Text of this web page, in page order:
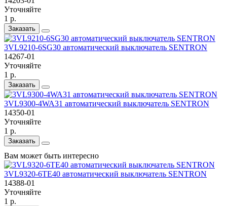
Уточняйте
1 р.
Заказать
3VL9210-6SG30 автоматический выключатель SENTRON
14267-01
Уточняйте
1 р.
Заказать
3VL9300-4WA31 автоматический выключатель SENTRON
14350-01
Уточняйте
1 р.
Заказать
Вам может быть интересно
3VL9320-6TE40 автоматический выключатель SENTRON
14388-01
Уточняйте
1 р.